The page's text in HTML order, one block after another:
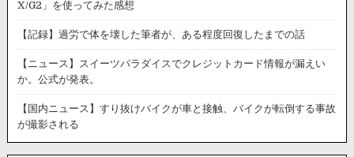
X/G2」を使ってみた感想
【記録】過労で体を壊した筆者が、ある程度回復したまでの話
【ニュース】スイーツパラダイスでクレジットカード情報が漏えい
か。公式が発表。
【国内ニュース】すり抜けバイクが車と接触、バイクが転倒する事故
が撮影される